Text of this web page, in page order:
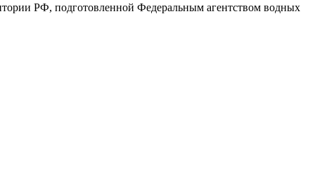
РФ, подготовленной Федеральным агентством водных